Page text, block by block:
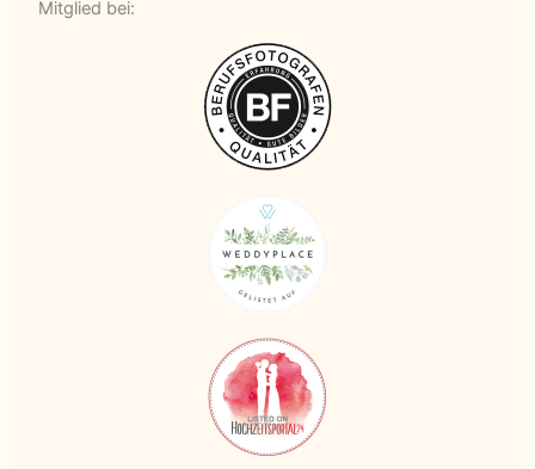
Mitglied bei: